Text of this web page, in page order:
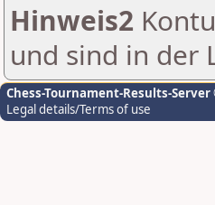
Hinweis2
und sind in der
Chess-Tournament-Results-Server
Legal details/Terms of use